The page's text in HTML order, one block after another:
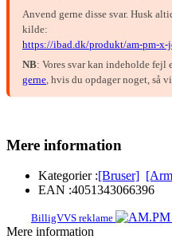
Anvend gerne disse svar. Husk
kilde:
https://ibad.dk/produkt/am-pm-x-
NB: Vores svar kan indeholde
gerne , hvis du opdager noget, så
Mere information
Kategorier :[Bruser]
EAN :4051343066396
BilligVVS reklame
Mere information